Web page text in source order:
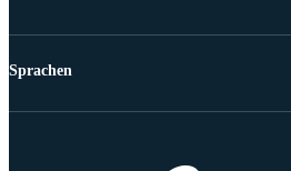
Sprachen